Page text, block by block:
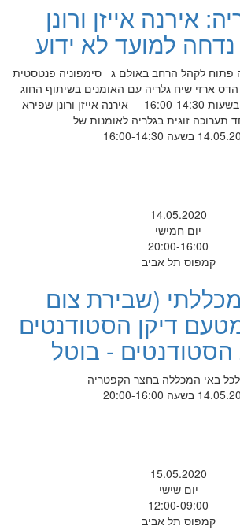
אירנה אייזן ורונן
למועד לא ידוע
פתוח לקהל הרחב באולם ג סימפוניה פנטסטית
ארזי שיח גלריה עם האומנים בשיתוף החוג
לאומנות 14.5.2020 בשעות 16:00-14:30 אירנה אייזן ורונן שפירא
תערוכה זוגית בגלריה לאומנות של
בשעה 16:00-14:30
14.05.2020
יום חמישי
20:00-16:00
קמפוס תל אביב
(שבירת צום
דיקן הסטודנטים
הסטודנטים - בוטל
באי המכללה בחצר הקפטריה
בשעה 20:00-16:00
15.05.2020
יום שישי
12:00-09:00
קמפוס תל אביב